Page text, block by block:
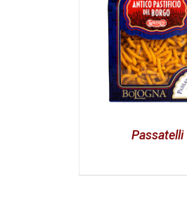
Passatelli